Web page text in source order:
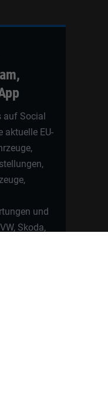
auf Social
aktuelle EU-
und
Skoda,